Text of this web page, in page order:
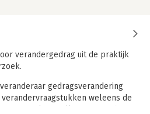
verandergedrag uit de praktijk
gedragsverandering
weleens de